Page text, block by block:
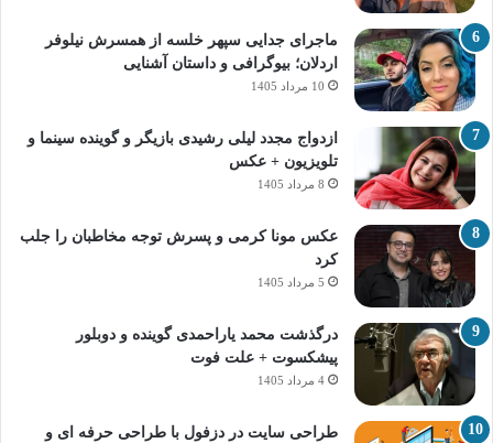
ماجرای جدایی سپهر خلسه از همسرش نیلوفر
اردلان؛ بیوگرافی و داستان آشنایی
10 مرداد 1405
ازدواج مجدد لیلی رشیدی بازیگر و گوینده سینما و
تلویزیون + عکس
8 مرداد 1405
عکس مونا کرمی و پسرش توجه مخاطبان را جلب
کرد
5 مرداد 1405
درگذشت محمد یاراحمدی گوینده و دوبلور
پیشکسوت + علت فوت
4 مرداد 1405
طراحی سایت در دزفول با طراحی حرفه‌ ای و